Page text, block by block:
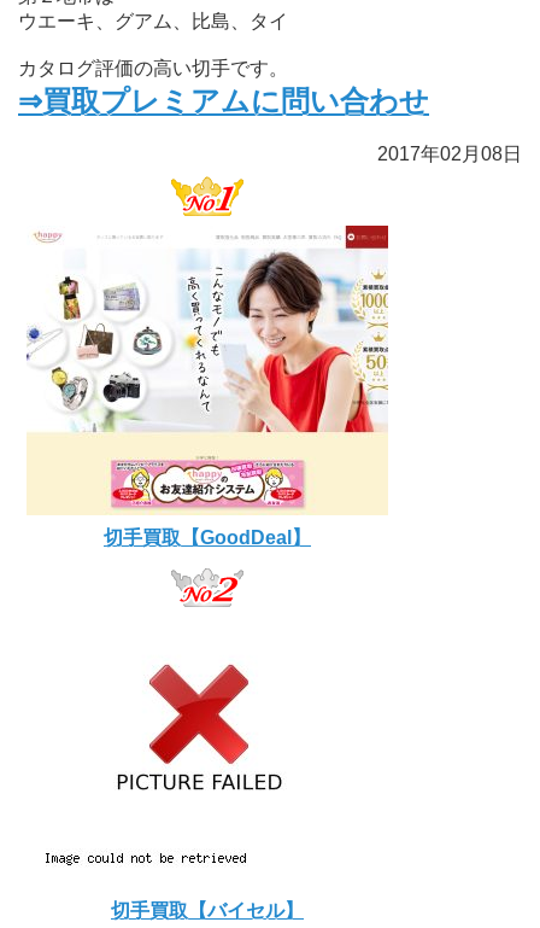
ウエーキ、グアム、比島、タイ
カタログ評価の高い切手です。
⇒買取プレミアムに問い合わせ
2017年02月08日
切手買取【GoodDeal】
切手買取【バイセル】